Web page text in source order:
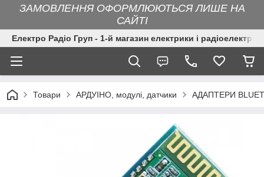
ЗАМОВЛЕННЯ ОФОРМЛЮЮТЬСЯ ЛИШЕ НА
САЙТІ
Електро Радіо Груп - 1-й магазин електрики і
Товари АРДУІНО, модулі, датчики АДАПТЕРИ